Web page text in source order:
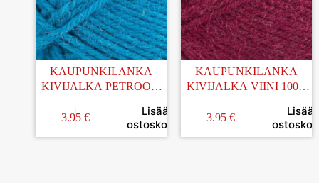
KAUPUNKILANKA
KIVIJALKA PETROOLI
3.95 €
Lisää
ostoskoriin
KAUPUNKILANKA
KIVIJALKA VIINI 100G
3.95 €
Lisää